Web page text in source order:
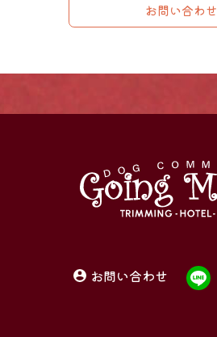
お問い合わせ
お問い合わせ